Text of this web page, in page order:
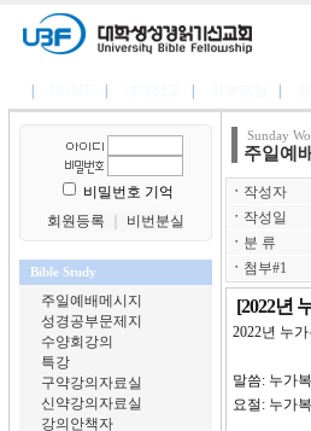
비밀번호 기억
회원등록
비번분실
Bible Study
주일예배메시지
성경공부문제지
수양회강의
특강
구약강의자료실
신약강의자료실
강의안책자
Sunday
주일예
ㆍ 작성자
ㆍ 작성일
ㆍ 분 류
ㆍ 첨부#1
[2022년
2022
두려워
말씀: 누가
요절: 누가